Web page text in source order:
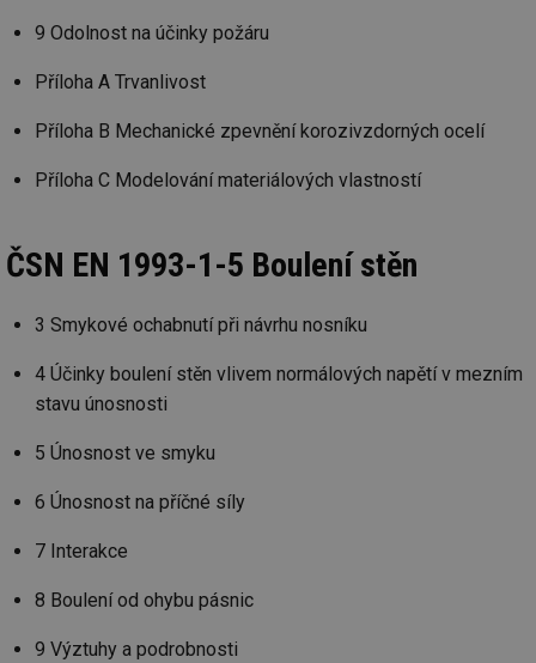
9 Odolnost na účinky požáru
Příloha A Trvanlivost
Příloha B Mechanické zpevnění korozivzdorných ocelí
Příloha C Modelování materiálových vlastností
ČSN EN 1993-1-5 Boulení stěn
3 Smykové ochabnutí při návrhu nosníku
4 Účinky boulení stěn vlivem normálových napětí v mezním
stavu únosnosti
5 Únosnost ve smyku
6 Únosnost na příčné síly
7 Interakce
8 Boulení od ohybu pásnic
9 Výztuhy a podrobnosti